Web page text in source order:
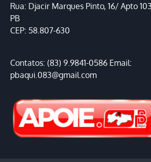
Rua: Djacir Marques Pinto, 16/ Apto
PB
CEP: 58.807-630
Contatos: (83) 9.9841-0586 Email:
pbaqui.083@gmail.com